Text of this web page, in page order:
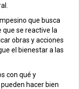
que busca
que se reactive la
obras y acciones
el bienestar a las
con qué y
hacer bien